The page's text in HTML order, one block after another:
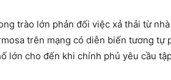
trào lớn phản đối việc xả thải từ
trên mạng có diễn biến tương
lớn cho đến khi chính phủ yêu cầu